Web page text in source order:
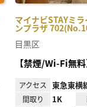
マイナビSTAYミ
ンプラザ
目黒区
【禁煙/Wi-Fi無料
アクセス 東急東横
間取り 1K